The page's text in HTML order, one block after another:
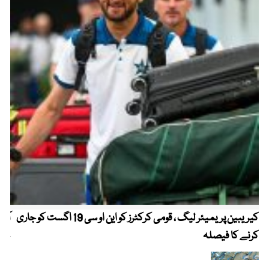
کیریبین پریمیئر لیگ ، قومی کرکٹرز کو این او سی 19 اگست کو جاری
کرنے کا فیصلہ